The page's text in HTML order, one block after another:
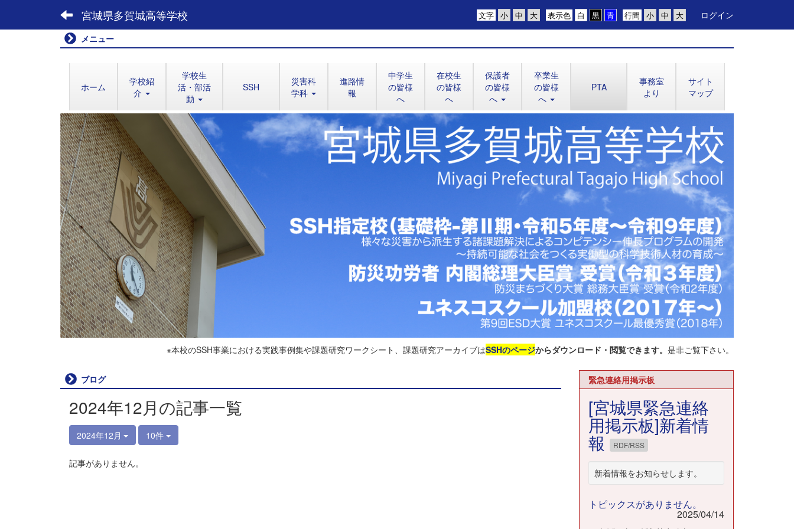
宮城県多賀城高等学校 行間
表示色
文字
ログイン
メニュー
ホーム
学校紹
介
学校生
活・部活
動
SSH
災害科
学科
進路情
報
中学生
の皆様
へ
在校生
の皆様
へ
保護者
の皆様
へ
卒業生
の皆様
へ
PTA
事務室
より
サイト
マップ
※本校のSSH事業における実践事例集や課題研究ワークシート、課題研究アーカイブはSSHのページからダウンロード・閲覧できます。 是非ご覧下さい。
ブログ
2024年12月の記事一覧
2024年12月 10件
記事がありません。
緊急連絡用掲示板
[宮城県緊急連絡
用掲示板]新着情
報 RDF/RSS
新着情報をお知らせします。
トピックスがありません。
2025/04/14